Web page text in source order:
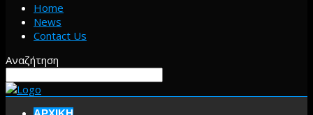
Home
News
Contact Us
Αναζήτηση